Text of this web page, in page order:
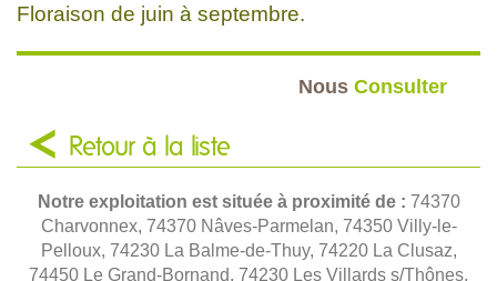
Floraison de juin à septembre.
Nous Consulter
Retour à la liste
Notre exploitation est située à proximité de : 74370
Charvonnex, 74370 Nâves-Parmelan, 74350 Villy-le-
Pelloux, 74230 La Balme-de-Thuy, 74220 La Clusaz,
74450 Le Grand-Bornand, 74230 Les Villards s/Thônes,